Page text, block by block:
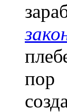
пор